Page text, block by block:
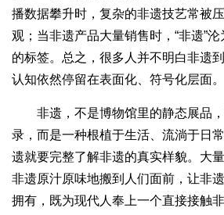
播数据攀升时，复杂的非遗技艺常被
观；当非遗产品大量销售时，“非遗”
的标签。总之，很多人并不明白非遗
认知依然停留在表面化、符号化层面。
非遗，不是博物馆里的静态展品，
录，而是一种根植于生活、流淌于日
遗就要完整了解非遗的真实样貌。大
非遗原汁原味地搬到人们面前，让非
拥有，既为现代人奉上一个直接接触